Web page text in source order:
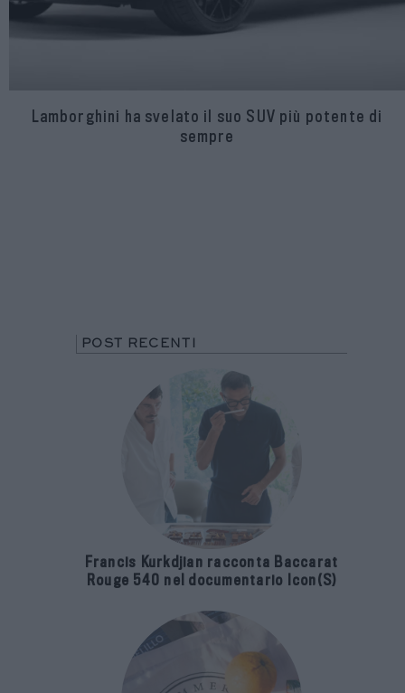
Lamborghini ha svelato il suo SUV più potente di
sempre
POST RECENTI
Francis Kurkdjian racconta Baccarat
Rouge 540 nel documentario Icon(S)